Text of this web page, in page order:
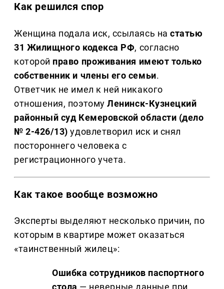
Как решился спор
Женщина подала иск, ссылаясь настатью
31 Жилищного кодекса РФ, согласно
которой право проживания имеют только
собственник и члены его семьи.
Ответчик не имел к ней никакого
отношения, поэтомуЛенинск-Кузнецкий
районный суд Кемеровской области (дело
№ 2-426/13) удовлетворил иск и снял
постороннего человека с
регистрационного учета.
Как такое вообще возможно
Эксперты выделяют несколько причин, по
которым в квартире может оказаться
«таинственный жилец»:
Ошибка сотрудников паспортного